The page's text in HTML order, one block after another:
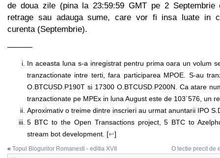
de doua zile (pina la 23:59:59 GMT pe 2
retrage sau adauga sume, care vor fi insa luate in
curenta (Septembrie).
———
In aceasta luna s-a inregistrat pentru prima oara un volum
tranzactionate intre terti, fara participarea MPOE. S-au
O.BTCUSD.P190T si 17300 O.BTCUSD.P200N. Ca atare
tranzactionate pe MPEx in luna August este de 103`576, un
Aproximativ o treime dintre inscrieri au urmat anuntarii IPO
5 BTC to the Open Transactions project, 5 BTC to
stream bot development. [↩]
« Topul Blogurilor Romanesti - editia XVII O lectie precit de